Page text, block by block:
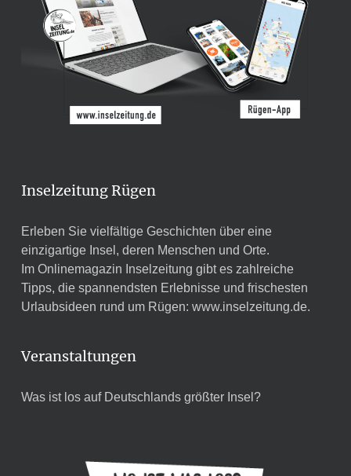
Inselzeitung Rügen
Erleben Sie vielfältige Geschichten über eine
einzigartige Insel, deren Menschen und Orte.
Im Onlinemagazin Inselzeitung gibt es zahlreiche
Tipps, die spannendsten Erlebnisse und frischesten
Urlaubsideen rund um Rügen: www.inselzeitung.de.
Veranstaltungen
Was ist los auf Deutschlands größter Insel?